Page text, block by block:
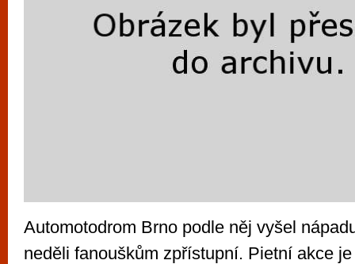
Automotodrom Brno podle něj vyšel
neděli fanouškům zpřístupní. Pietní akce